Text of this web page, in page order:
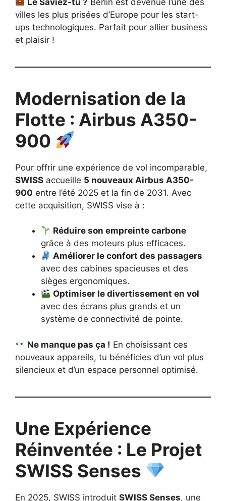
villes les plus prisées d’Europe pour les start-
ups technologiques. Parfait pour allier business
et plaisir !
Modernisation de la
Flotte : Airbus A350-
900
Pour offrir une expérience de vol incomparable,
SWISS accueille 5 nouveaux Airbus A350-
900 entre l’été 2025 et la fin de 2031. Avec
cette acquisition, SWISS vise à :
Réduire son empreinte carbone
grâce à des moteurs plus efficaces.
Améliorer le confort des passagers
avec des cabines spacieuses et des
sièges ergonomiques.
Optimiser le divertissement en vol
avec des écrans plus grands et un
système de connectivité de pointe.
Ne manque pas ça ! En choisissant ces
nouveaux appareils, tu bénéficies d’un vol plus
silencieux et d’un espace personnel optimisé.
Une Expérience
Réinventée : Le Projet
SWISS Senses
En 2025, SWISS introduit SWISS Senses, une